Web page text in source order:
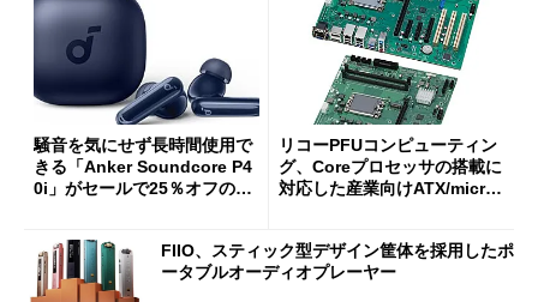
騒音を気にせず長時間使用で
きる「Anker Soundcore P4
0i」がセールで25％オフの59
リコーPFUコンピューティン
グ、Coreプロセッサの搭載に
対応した産業向けATX/micro
FIIO、スティック型デザイン筐体を採用したポ
ータブルオーディオプレーヤー